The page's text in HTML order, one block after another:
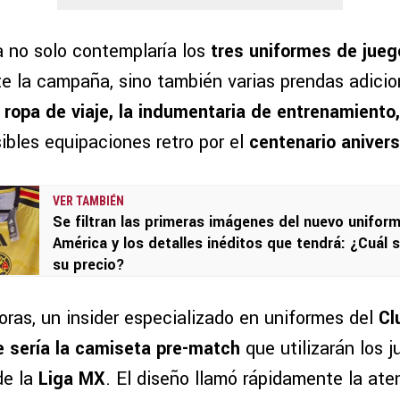
no solo contemplaría los tres uniformes de
la campaña, sino también varias prendas
de viaje, la indumentaria de
equipaciones retro por el centenario
VER TAMBIÉN
Se filtran las primeras imágenes del nuevo
América y los detalles inéditos que tendrá: ¿Cuál
su precio?
un insider especializado en uniformes del
sería la camiseta pre-match que utilizarán los
la Liga MX. El diseño llamó rápidamente la